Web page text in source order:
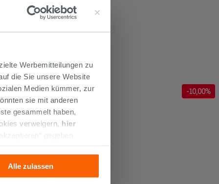
Werbemitteilungen zu
die Sie unsere Website
Medien kümmer, zur
sie mit anderen
gesammelt haben,
verweigern, hier
gegeben
Alle zulassen
-10,00%